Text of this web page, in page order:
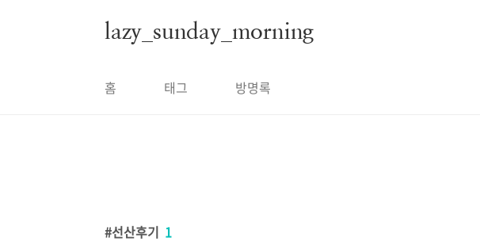
lazy_sunday_morning
홈 태그 방명록
선산후기 1